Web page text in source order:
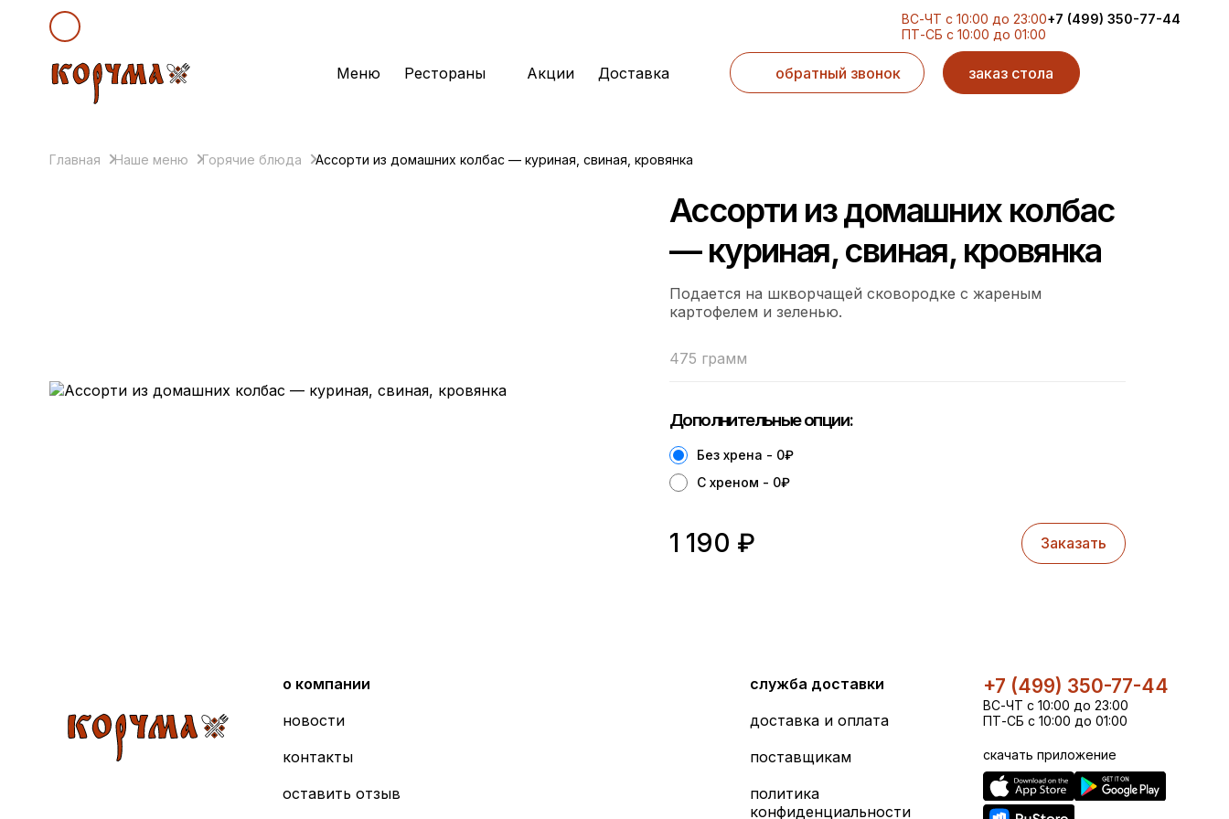
ВС-ЧТ с 10:00 до 23:00
ПТ-СБ с 10:00 до 01:00
+7 (499) 350-77-44
Меню Рестораны Акции Доставка обратный звонок заказ стола
Главная Наше меню Горячие блюда Ассорти из домашних колбас — куриная, свиная, кровянка
Ассорти из домашних колбас
— куриная, свиная, кровянка
Подается на шкворчащей сковородке с жареным
картофелем и зеленью.
475 грамм
Дополнительные опции:
Без хрена - 0₽
С хреном - 0₽
1 190 ₽ Заказать
о компании
новости
контакты
оставить отзыв
служба доставки
доставка и оплата
поставщикам
политика
конфиденциальности
+7 (499) 350-77-44
ВС-ЧТ с 10:00 до 23:00
ПТ-СБ с 10:00 до 01:00
скачать приложение